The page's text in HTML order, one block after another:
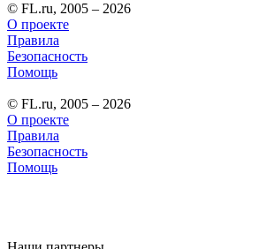
© FL.ru, 2005 – 2026
О проекте
Правила
Безопасность
Помощь
© FL.ru, 2005 – 2026
О проекте
Правила
Безопасность
Помощь